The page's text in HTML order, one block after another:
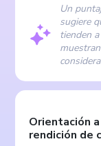
Un
sugiere
tienden
Orientación
rendición de